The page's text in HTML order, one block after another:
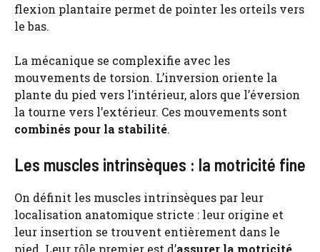
flexion plantaire permet de pointer les orteils vers
le bas.
La mécanique se complexifie avec les
mouvements de torsion. L’inversion oriente la
plante du pied vers l’intérieur, alors que l’éversion
la tourne vers l’extérieur. Ces mouvements sont
combinés pour la stabilité.
Les muscles intrinsèques : la motricité fine
On définit les muscles intrinsèques par leur
localisation anatomique stricte : leur origine et
leur insertion se trouvent entièrement dans le
pied. Leur rôle premier est d’assurer la motricité